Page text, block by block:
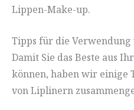
Lippen-Make-up.
Tipps für die
Damit Sie das Beste aus
können, haben wir einige
von Liplinern